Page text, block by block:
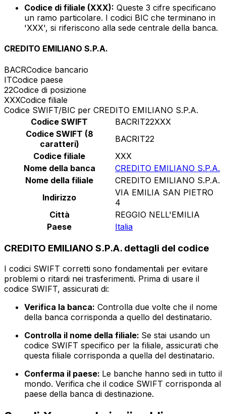
Codice di filiale (XXX): Queste 3 cifre specificano
un ramo particolare. I codici BIC che terminano in
'XXX', si riferiscono alla sede centrale della banca.
CREDITO EMILIANO S.P.A.
BACRCodice bancario
ITCodice paese
22Codice di posizione
XXXCodice filiale
Codice SWIFT/BIC per CREDITO EMILIANO S.P.A.
Codice SWIFT
BACRIT22XXX
Codice SWIFT (8
caratteri)
BACRIT22
Codice filiale
XXX
Nome della banca
CREDITO EMILIANO S.P.A.
Nome della filiale
CREDITO EMILIANO S.P.A.
Indirizzo
VIA EMILIA SAN PIETRO
4
Città
REGGIO NELL'EMILIA
Paese
Italia
CREDITO EMILIANO S.P.A. dettagli del codice
I codici SWIFT corretti sono fondamentali per evitare
problemi o ritardi nei trasferimenti. Prima di usare il
codice SWIFT, assicurati di:
Verifica la banca: Controlla due volte che il nome
della banca corrisponda a quello del destinatario.
Controlla il nome della filiale: Se stai usando un
codice SWIFT specifico per la filiale, assicurati che
questa filiale corrisponda a quella del destinatario.
Conferma il paese: Le banche hanno sedi in tutto il
mondo. Verifica che il codice SWIFT corrisponda al
paese della banca di destinazione.